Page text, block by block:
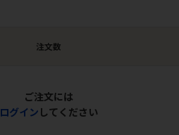
注文数
ご注文には
ログイン してください